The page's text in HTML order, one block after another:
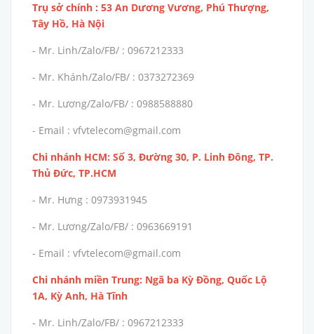
Trụ sở chính : 53 An Dương Vương, Phú Thượng,
Tây Hồ, Hà Nội
- Mr. Linh/Zalo/FB/ : 0967212333
- Mr. Khánh/Zalo/FB/ : 0373272369
- Mr. Lương/Zalo/FB/ : 0988588880
- Email : vfvtelecom@gmail.com
Chi nhánh HCM: Số 3, Đường 30, P. Linh Đông, TP.
Thủ Đức, TP.HCM
- Mr. Hưng : 0973931945
- Mr. Lương/Zalo/FB/ : 0963669191
- Email : vfvtelecom@gmail.com
Chi nhánh miền Trung: Ngã ba Kỳ Đồng, Quốc Lộ
1A, Kỳ Anh, Hà Tĩnh
- Mr. Linh/Zalo/FB/ : 0967212333